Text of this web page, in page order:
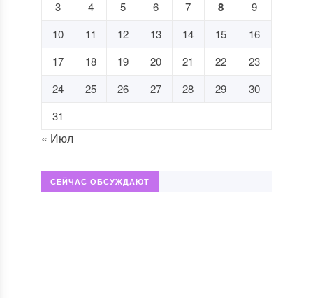
3
4 5 6 7 8
9
10
11 12 13 14 15
16
17
18 19 20 21 22
23
24
25 26 27 28 29
30
31
« Июл
СЕЙЧАС ОБСУЖДАЮТ